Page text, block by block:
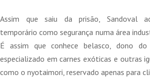
original
era:
15,00 €.
atual
é:
13,50 €.
Assim que saiu da prisão, Sandoval
temporário como segurança numa área
É assim que conhece belasco, dono do
especializado em carnes exóticas e outras
como o nyotaimori, reservado apenas para